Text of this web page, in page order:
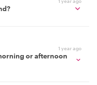
1 year ago
or afternoon